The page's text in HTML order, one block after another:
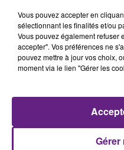
routes.
Publié : 17 décembre
Vous pouvez accepter en
sélectionnant les finalités et/ou
Vous pouvez également refuser
accepter". Vos préférences ne
pouvez mettre à jour vos choix,
moment via le lien "Gérer les
Gérer